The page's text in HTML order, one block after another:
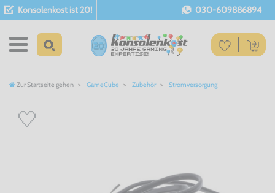
Konsolenkost ist 20! 030-609886894
Zur Startseite gehen GameCube Zubehör Stromversorgung